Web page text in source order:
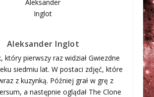
Aleksander Inglot
który pierwszy raz widział Gwiezdne
siedmiu lat. W postaci zdjęć, które
z kuzynką. Później grał w grę z
a następnie oglądał The Clone